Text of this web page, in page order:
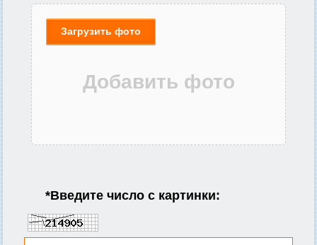
Загрузить фото
*Введите число с картинки: